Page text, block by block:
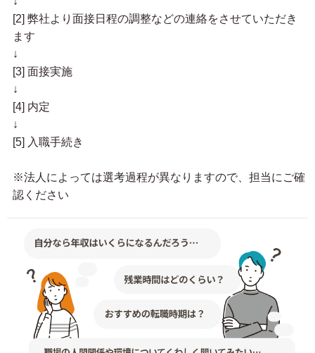
[2] 弊社より面接日程の調整などの連絡をさせていただき
ます
↓
[3] 面接実施
↓
[4] 内定
↓
[5] 入職手続き
※法人によっては選考過程が異なりますので、担当にご確
認ください